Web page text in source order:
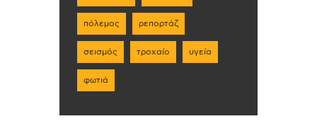
πόλεμος ρεπορτάζ
σεισμός τροχαίο υγεία
φωτιά